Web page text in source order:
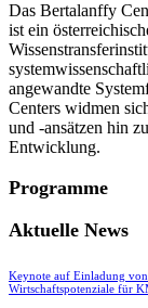
Das Bertalanffy
ist ein
angewandte
Centers widmen
und -ansätzen hin
Entwicklung.
Programme
Aktuelle News
Keynote auf Einladung
Wirtschaftspotenziale für